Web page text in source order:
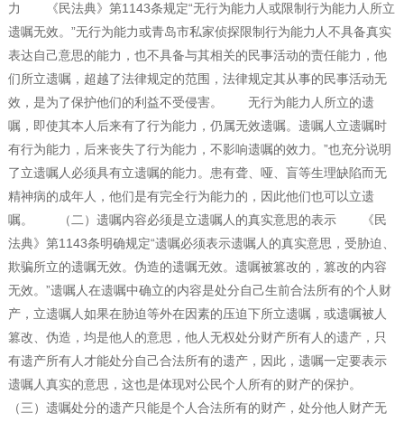
力 《民法典》第1143条规定“无行为能力人或限制行为能力人所立
遗嘱无效。”无行为能力或青岛市私家侦探限制行为能力人不具备真实
表达自己意思的能力，也不具备与其相关的民事活动的责任能力，他
们所立遗嘱，超越了法律规定的范围，法律规定其从事的民事活动无
效，是为了保护他们的利益不受侵害。 无行为能力人所立的遗
嘱，即使其本人后来有了行为能力，仍属无效遗嘱。遗嘱人立遗嘱时
有行为能力，后来丧失了行为能力，不影响遗嘱的效力。”也充分说明
了立遗嘱人必须具有立遗嘱的能力。患有聋、哑、盲等生理缺陷而无
精神病的成年人，他们是有完全行为能力的，因此他们也可以立遗
嘱。 （二）遗嘱内容必须是立遗嘱人的真实意思的表示 《民
法典》第1143条明确规定“遗嘱必须表示遗嘱人的真实意思，受胁迫、
欺骗所立的遗嘱无效。伪造的遗嘱无效。遗嘱被篡改的，篡改的内容
无效。”遗嘱人在遗嘱中确立的内容是处分自己生前合法所有的个人财
产，立遗嘱人如果在胁迫等外在因素的压迫下所立遗嘱，或遗嘱被人
篡改、伪造，均是他人的意思，他人无权处分财产所有人的遗产，只
有遗产所有人才能处分自己合法所有的遗产，因此，遗嘱一定要表示
遗嘱人真实的意思，这也是体现对公民个人所有的财产的保护。
（三）遗嘱处分的遗产只能是个人合法所有的财产，处分他人财产无